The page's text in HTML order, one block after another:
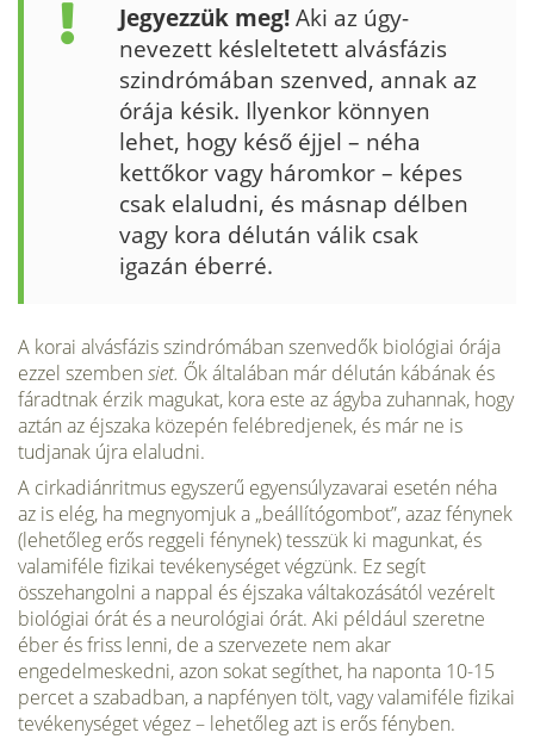
Jegyezzük meg!Aki az úgy­
nevezett késleltetett alvásfázis
szindrómában szenved, annak az
órá­ja késik. Ilyenkor könnyen
lehet, hogy késő éjjel – néha
kettőkor vagy háromkor – képes
csak elaludni, és másnap délben
vagy kora délután válik csak
igazán éberré.
A korai alvásfázis szindrómában szenvedők biológiai órája
ezzel szemben siet. Ők általában már délután kábának és
fáradtnak érzik magukat, kora este az ágyba zuhannak, hogy
aztán az éjszaka közepén felébredjenek, és már ne is
tudjanak újra elaludni.
A cirkadiánritmus egyszerű egyensúlyzavarai esetén néha
az is elég, ha megnyomjuk a „beállítógombot”, azaz fénynek
(lehetőleg erős reggeli fénynek) tesszük ki magunkat, és
valamiféle fizikai tevékenysé­get végzünk. Ez segít
összehangolni a nappal és éjszaka váltakozásától vezérelt
biológiai órát és a neurológiai órát. Aki például szeretne
éber és friss lenni, de a szervezete nem akar
engedelmeskedni, azon sokat segíthet, ha naponta 10-15
percet a szabadban, a napfényen tölt, vagy valamiféle fizikai
tevékenységet végez – lehetőleg azt is erős fényben.